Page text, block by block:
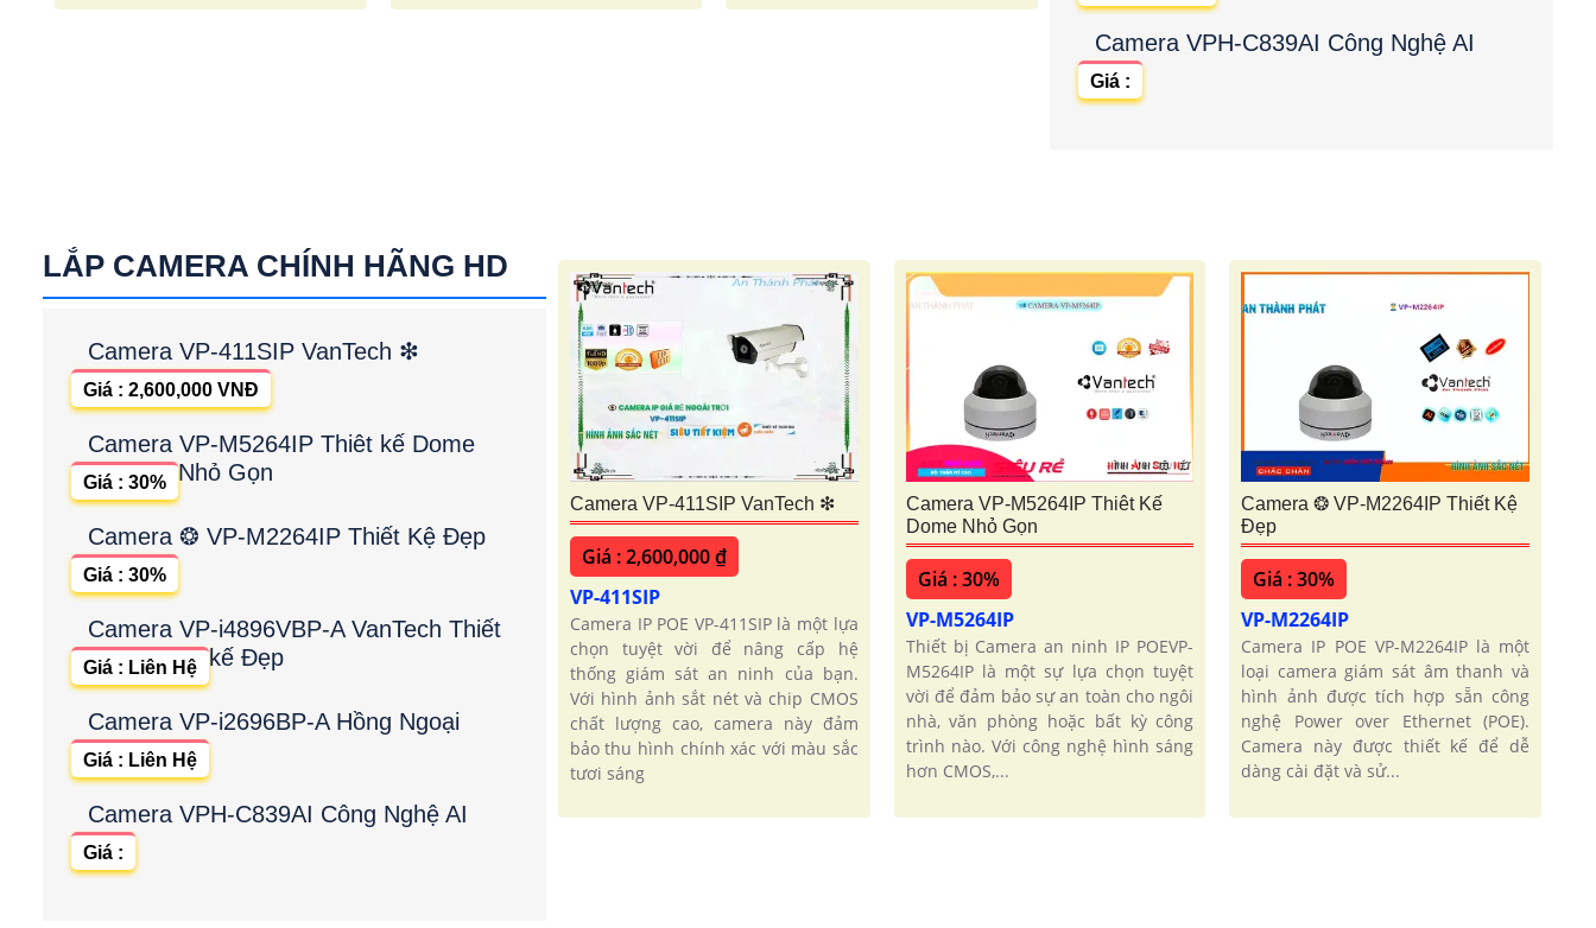
Camera VPH-C839AI Công Nghệ AI
Giá :
LẮP CAMERA CHÍNH HÃNG HD
Camera VP-411SIP VanTech ❇
Giá : 2,600,000 VNĐ
Camera VP-M5264IP Thiêt kế Dome
Nhỏ Gọn
Giá : 30%
Camera ❂ VP-M2264IP Thiết Kệ Đẹp
Giá : 30%
Camera VP-i4896VBP-A VanTech Thiết
kế Đẹp
Giá : Liên Hệ
Camera VP-i2696BP-A Hồng Ngoại
Giá : Liên Hệ
Camera VPH-C839AI Công Nghệ AI
Giá :
Camera VP-411SIP VanTech ❇
Giá : 2,600,000 ₫
VP-411SIP
Camera IP POE VP-411SIP là một lựa
chọn tuyệt vời để nâng cấp hệ
thống giám sát an ninh của bạn.
Với hình ảnh sắt nét và chip CMOS
chất lượng cao, camera này đảm
bảo thu hình chính xác với màu sắc
tươi sáng
Camera VP-M5264IP Thiêt Kế
Dome Nhỏ Gọn
Giá : 30%
VP-M5264IP
Thiết bị Camera an ninh IP POEVP-
M5264IP là một sự lựa chọn tuyệt
vời để đảm bảo sự an toàn cho ngôi
nhà, văn phòng hoặc bất kỳ công
trình nào. Với công nghệ hình sáng
hơn CMOS,...
Camera ❂ VP-M2264IP Thiết Kệ
Đẹp
Giá : 30%
VP-M2264IP
Camera IP POE VP-M2264IP là một
loại camera giám sát âm thanh và
hình ảnh được tích hợp sẵn công
nghệ Power over Ethernet (POE).
Camera này được thiết kế để dễ
dàng cài đặt và sử...